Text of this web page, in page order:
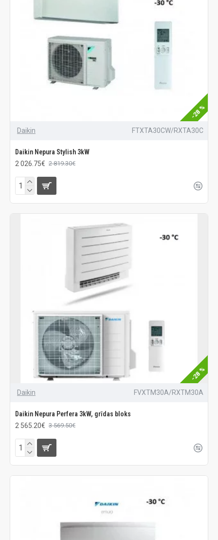
-28 %
Daikin FTXTA30CW/RXTA30C
Daikin Nepura Stylish 3kW
2 026.75€ 2 819.30€
-28 %
Daikin FVXTM30A/RXTM30A
Daikin Nepura Perfera 3kW, grīdas bloks
2 565.20€ 3 569.50€